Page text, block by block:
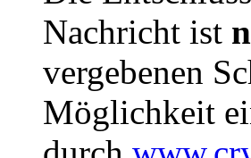
Nachricht ist
vergebenen
Möglichkeit